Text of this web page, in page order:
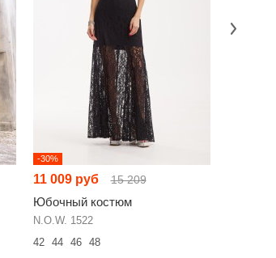
-30%
11 009 руб 15 209
Юбочный костюм
N.O.W. 1522
42
44 46 48